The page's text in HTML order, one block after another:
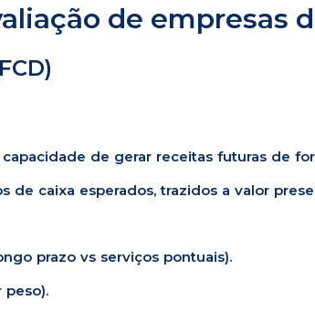
de empresas
de gerar receitas futuras de
de caixa esperados, trazidos a valor
prazo vs serviços pontuais).
peso).